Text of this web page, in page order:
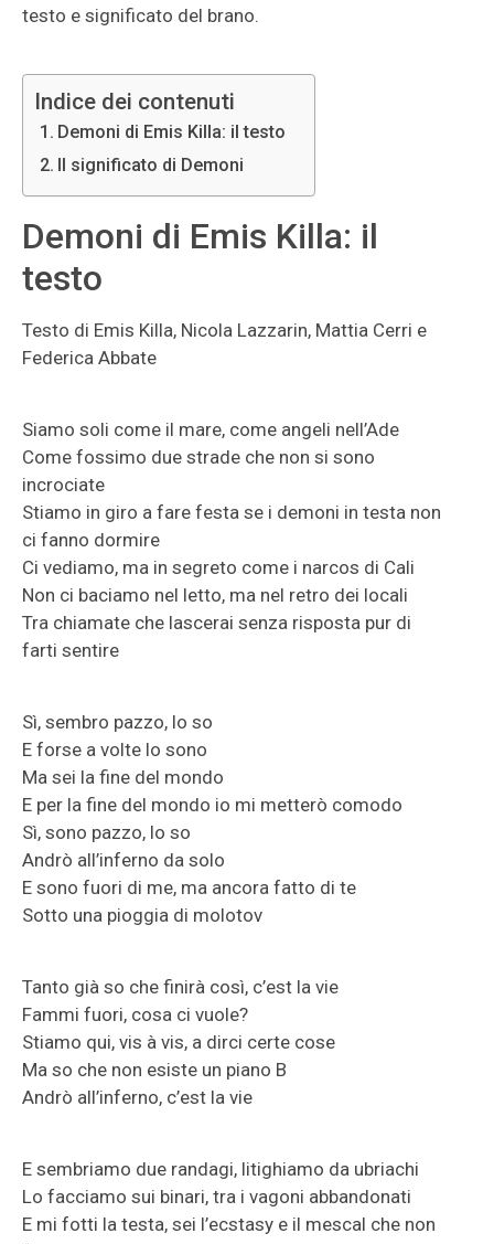
testo e significato del brano.
Indice dei contenuti
Demoni di Emis Killa: il testo
Il significato di Demoni
Demoni di Emis Killa: il
testo
Testo di Emis Killa, Nicola Lazzarin, Mattia Cerri e
Federica Abbate
Siamo soli come il mare, come angeli nell’Ade
Come fossimo due strade che non si sono
incrociate
Stiamo in giro a fare festa se i demoni in testa non
ci fanno dormire
Ci vediamo, ma in segreto come i narcos di Cali
Non ci baciamo nel letto, ma nel retro dei locali
Tra chiamate che lascerai senza risposta pur di
farti sentire
Sì, sembro pazzo, lo so
E forse a volte lo sono
Ma sei la fine del mondo
E per la fine del mondo io mi mettеrò comodo
Sì, sono pazzo, lo so
Andrò all’inferno da solo
E sono fuori di me, ma ancora fatto di te
Sotto una pioggia di molotov
Tanto già so chе finirà così, c’est la vie
Fammi fuori, cosa ci vuole?
Stiamo qui, vis à vis, a dirci certe cose
Ma so che non esiste un piano B
Andrò all’inferno, c’est la vie
E sembriamo due randagi, litighiamo da ubriachi
Lo facciamo sui binari, tra i vagoni abbandonati
E mi fotti la testa, sei l’ecstasy e il mescal che non